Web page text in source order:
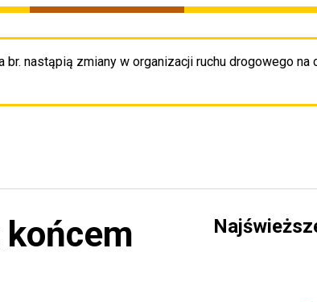
br. nastąpią zmiany w organizacji ruchu drogowego na
Przejdź